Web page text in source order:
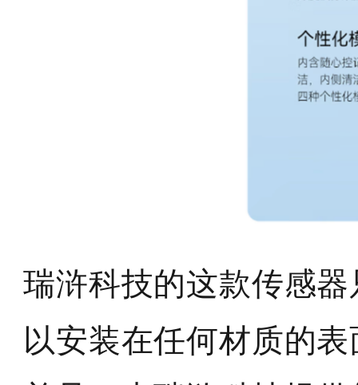
瑞浒科技的这款传感
以安装在任何材质的